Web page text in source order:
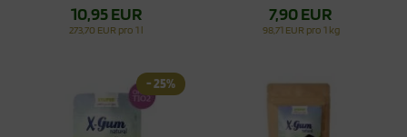
10,95 EUR
273,70 EUR pro 1 l
7,90 EUR
98,71 EUR pro 1 kg
- 25%